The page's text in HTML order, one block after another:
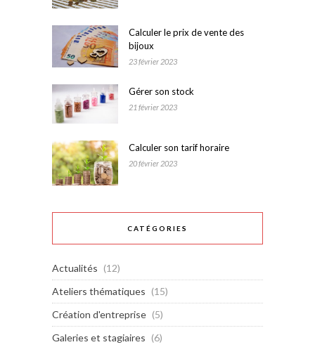
Calculer le prix de vente des
bijoux
23 février 2023
Gérer son stock
21 février 2023
Calculer son tarif horaire
20 février 2023
CATÉGORIES
Actualités (12)
Ateliers thématiques (15)
Création d'entreprise (5)
Galeries et stagiaires (6)